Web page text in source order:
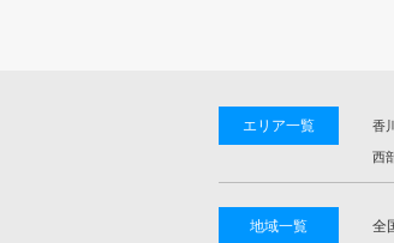
エリア一覧 香川
西
地域一覧 全